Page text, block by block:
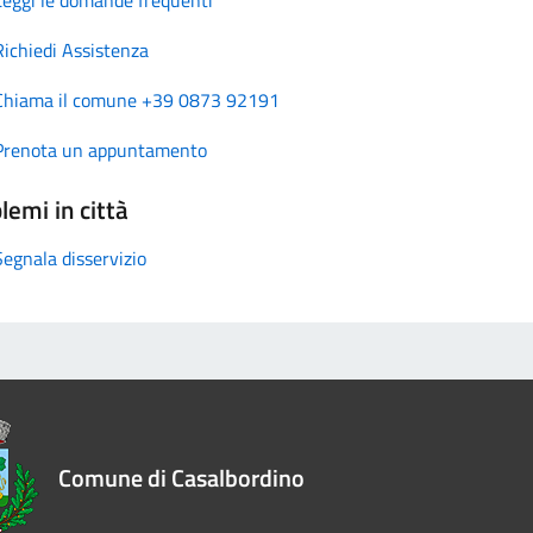
Assistenza
il comune +39 0873 92191
un appuntamento
in città
disservizio
Comune di Casalbordino